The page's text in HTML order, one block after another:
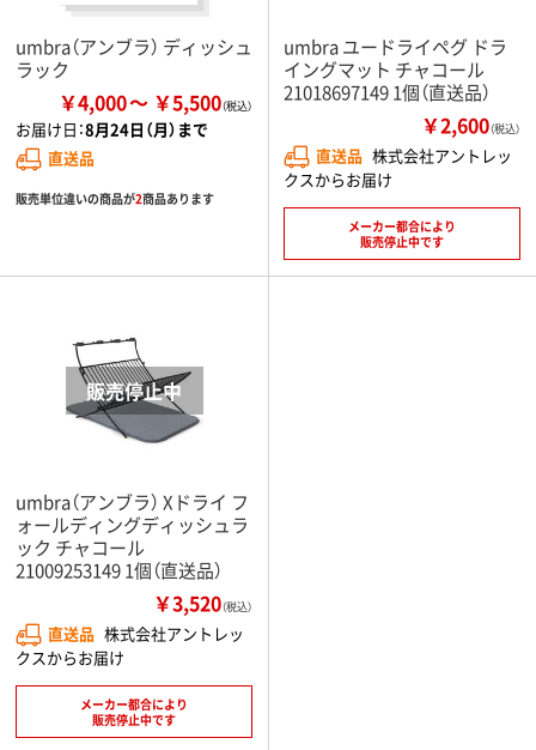
umbra（アンブラ） ディッシュ
ラック
￥4,000 ￥5,500
お届け日：8月24日（月）まで
直送品
販売単位違いの商品が2商品あります
umbra ユードライペグ ドラ
イングマット チャコール
21018697149 1個（直送品）
￥2,600（税込）
直送品 株式会社アントレッ
クスからお届け
メーカー都合により
販売停止中です
umbra（アンブラ） Xドライ フ
ォールディングディッシュラ
ック チャコール
21009253149 1個（直送品）
￥3,520（税込）
直送品 株式会社アントレッ
クスからお届け
メーカー都合により
販売停止中です